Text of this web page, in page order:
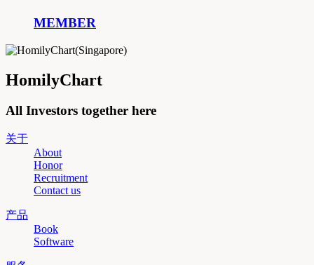
MEMBER
HomilyChart
All Investors together here
关于
About
Honor
Recruitment
Contact us
产品
Book
Software